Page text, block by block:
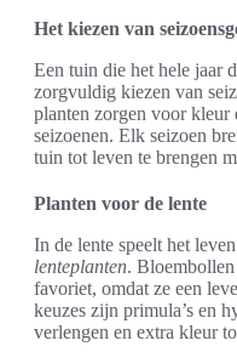
Het kiezen van
Een tuin die het hele jaar
zorgvuldig kiezen van
planten zorgen voor
seizoenen. Elk seizoen
tuin tot leven te brengen
Planten voor de lente
In de lente speelt het
lenteplanten.
favoriet, omdat ze een
keuzes zijn primula’s en
verlengen en extra kleur